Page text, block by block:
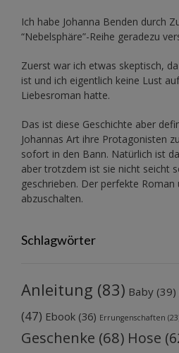
Ich habe Johanna Benden durch
“Nebelsphäre”-Reihe geradezu
Zuerst war ich etwas skeptisch,
ist und ich eigentlich keine Lust
Liebesroman hatte.
Das ist diese Geschichte aber
Johannas Art ihre Protagonisten
sofort in den Bann. Natürlich ist
aber trotzdem ist sie nicht seicht
geschrieben. Der perfekte
abzuschalten.
Schlagwörter
Anleitung (83) Baby (39)
(47) Ebook (36) Errungenschaften
Geschenke (68) Hose